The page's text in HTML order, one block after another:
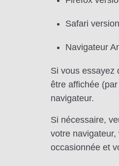
Safari
Navigateur
Si vous essayez
être affichée
navigateur.
Si nécessaire,
votre
occasionnée et